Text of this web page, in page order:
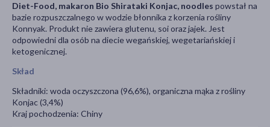
Diet-Food, makaron Bio Shirataki Konjac, noodles powstał na
bazie rozpuszczalnego w wodzie błonnika z korzenia rośliny
Konnyak. Produkt nie zawiera glutenu, soi oraz jajek. Jest
odpowiedni dla osób na diecie wegańskiej, wegetariańskiej i
ketogenicznej.
Skład
Składniki: woda oczyszczona (96,6%), organiczna mąka z rośliny
Konjac (3,4%)
Kraj pochodzenia: Chiny